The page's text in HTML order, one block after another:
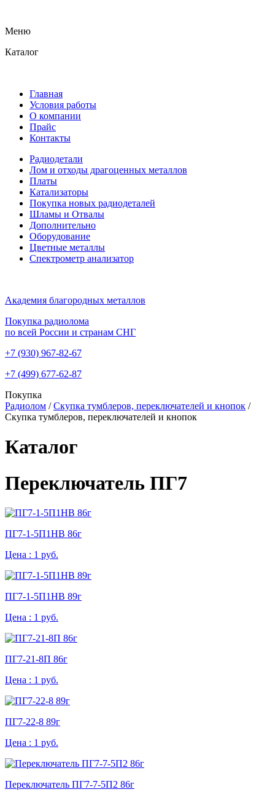
Меню
Каталог
Главная
Условия работы
О компании
Прайс
Контакты
Радиодетали
Лом и отходы драгоценных металлов
Платы
Катализаторы
Покупка новых радиодеталей
Шламы и Отвалы
Дополнительно
Оборудование
Цветные металлы
Спектрометр анализатор
Академия благородных металлов
Покупка радиолома
по всей России и странам СНГ
+7 (930) 967-82-67
+7 (499) 677-62-87
Покупка
Радиолом / Скупка тумблеров, переключателей и кнопок /
Скупка тумблеров, переключателей и кнопок
Каталог
Переключатель ПГ7
ПГ7-1-5П1НВ 86г
Цена : 1 руб.
ПГ7-1-5П1НВ 89г
Цена : 1 руб.
ПГ7-21-8П 86г
Цена : 1 руб.
ПГ7-22-8 89г
Цена : 1 руб.
Переключатель ПГ7-7-5П2 86г